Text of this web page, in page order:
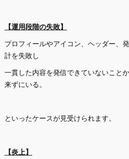
【運用段階の失敗】
プロフィールやアイコン、ヘッダー、
計を失敗し
一貫した内容を発信できていないこと
来ずにいる。
といったケースが見受けられます。
【炎上】